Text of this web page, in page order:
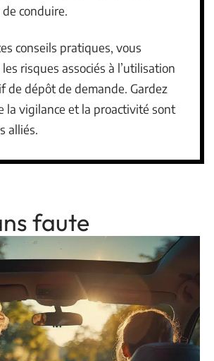
conduire.
conseils pratiques, vous
risques associés à l’utilisation
de dépôt de demande. Gardez
la vigilance et la proactivité sont
alliés.
faute